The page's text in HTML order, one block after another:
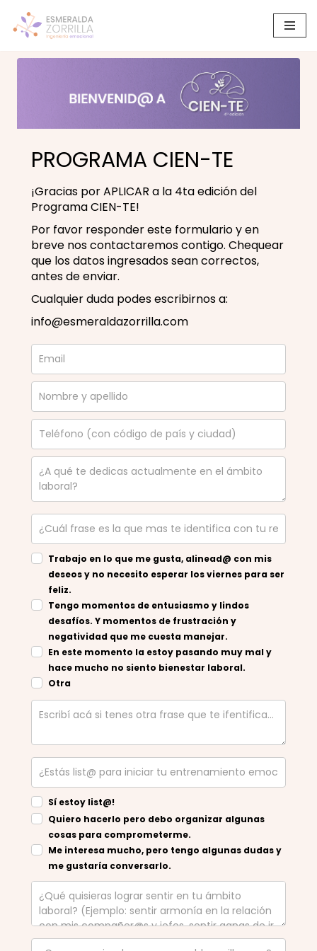
Saltar
al
PROGRAMA CIEN-TE
¡Gracias por APLICAR a la 4ta edición del
Programa CIEN-TE!
Por favor responder este formulario y en
breve nos contactaremos contigo. Chequear
que los datos ingresados sean correctos,
antes de enviar.
Cualquier duda podes escribirnos a:
info@esmeraldazorrilla.com
Trabajo en lo que me gusta, alinead@ con mis
deseos y no necesito esperar los viernes para ser
feliz.
Tengo momentos de entusiasmo y lindos
desafíos. Y momentos de frustración y
negatividad que me cuesta manejar.
En este momento la estoy pasando muy mal y
hace mucho no siento bienestar laboral.
Otra
Sí estoy list@!
Quiero hacerlo pero debo organizar algunas
cosas para comprometerme.
Me interesa mucho, pero tengo algunas dudas y
me gustaría conversarlo.